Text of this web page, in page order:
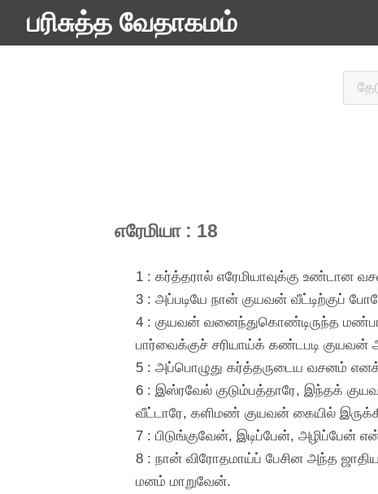
பரிசுத்த வேதாகமம்
எரேமியா : 18
1 : கர்த்தரால் எரேமியாவுக்கு உண்டான
3 : அப்படியே நான் குயவன் வீட்டிற்குப்
4 : குயவன் வனைந்துகொண்டிருந்த
பார்வைக்குச் சரியாய்க் கண்டபடி
5 : அப்பொழுது கர்த்தருடைய வசனம்
6 : இஸ்ரவேல் குடும்பத்தாரே, இந்தக்
வீட்டாரே, களிமண் குயவன் கையில்
7 : பிடுங்குவேன், இடிப்பேன், அழிப்பேன்
8 : நான் விரோதமாய்ப் பேசின அந்த
மனம் மாறுவேன்.